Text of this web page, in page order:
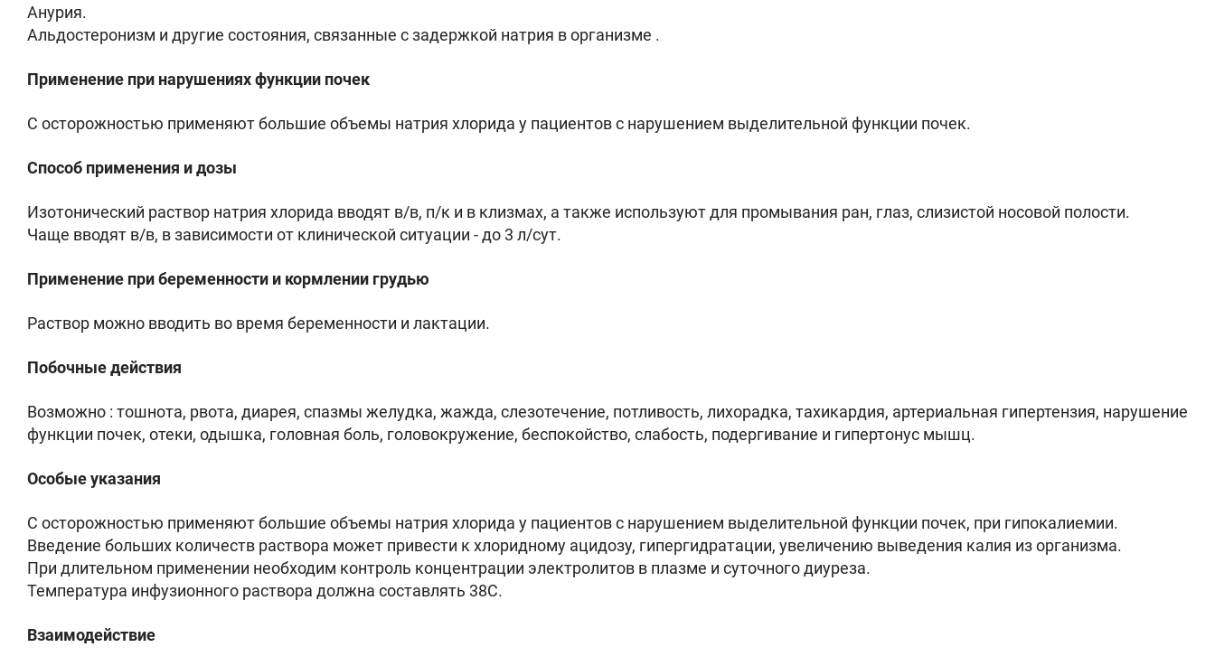
Анурия.
Альдостеронизм и другие состояния, связанные с задержкой натрия в организме .
Применение при нарушениях функции почек
С осторожностью применяют большие объемы натрия хлорида у пациентов с нарушением выделительной функции почек.
Способ применения и дозы
Изотонический раствор натрия хлорида вводят в/в, п/к и в клизмах, а также используют для промывания ран, глаз, слизистой носовой полости.
Чаще вводят в/в, в зависимости от клинической ситуации - до 3 л/сут.
Применение при беременности и кормлении грудью
Раствор можно вводить во время беременности и лактации.
Побочные действия
Возможно : тошнота, рвота, диарея, спазмы желудка, жажда, слезотечение, потливость, лихорадка, тахикардия, артериальная гипертензия, нарушение
функции почек, отеки, одышка, головная боль, головокружение, беспокойство, слабость, подергивание и гипертонус мышц.
Особые указания
С осторожностью применяют большие объемы натрия хлорида у пациентов с нарушением выделительной функции почек, при гипокалиемии.
Введение больших количеств раствора может привести к хлоридному ацидозу, гипергидратации, увеличению выведения калия из организма.
При длительном применении необходим контроль концентрации электролитов в плазме и суточного диуреза.
Температура инфузионного раствора должна составлять 38С.
Взаимодействие